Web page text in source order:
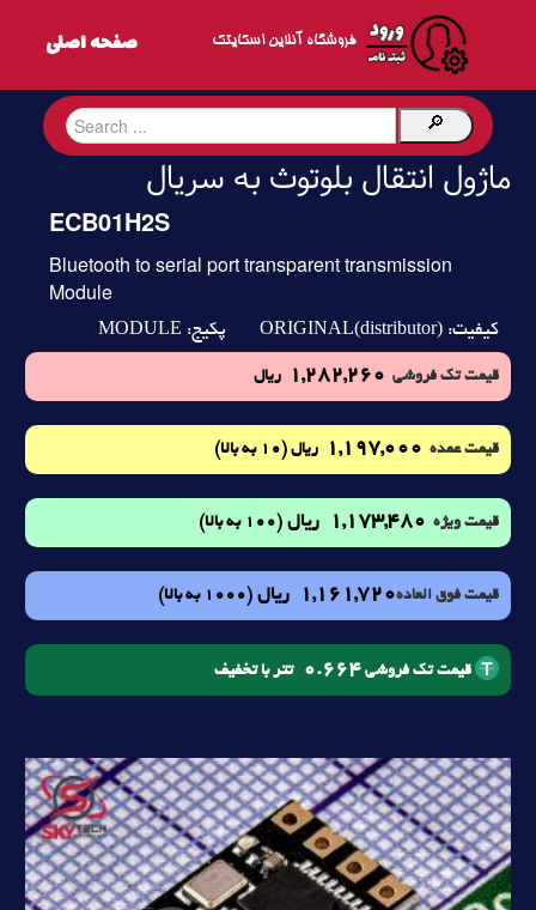
فروشگاه آنلاین اسکایتک
ماژول انتقال بلوتوث به سریال
ECB01H2S
Bluetooth to serial port transparent transmission
Module
کیفیت: ORIGINAL(distributor) پکیج: MODULE
قیمت تک فروشی 1,282,260 ریال
قیمت عمده 1,197,000 ریال (10 به بالا)
قیمت ویژه 1,173,480 ریال (100 به بالا)
قیمت فوق العاده1,161,720 ریال (1000 به بالا)
قیمت تک فروشی 0.664 تتر با تخفیف